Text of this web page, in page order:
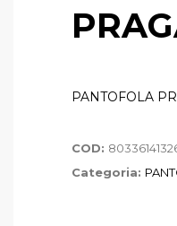
PANTOFOLA
COD:
Categoria: